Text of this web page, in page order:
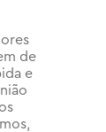
de
e